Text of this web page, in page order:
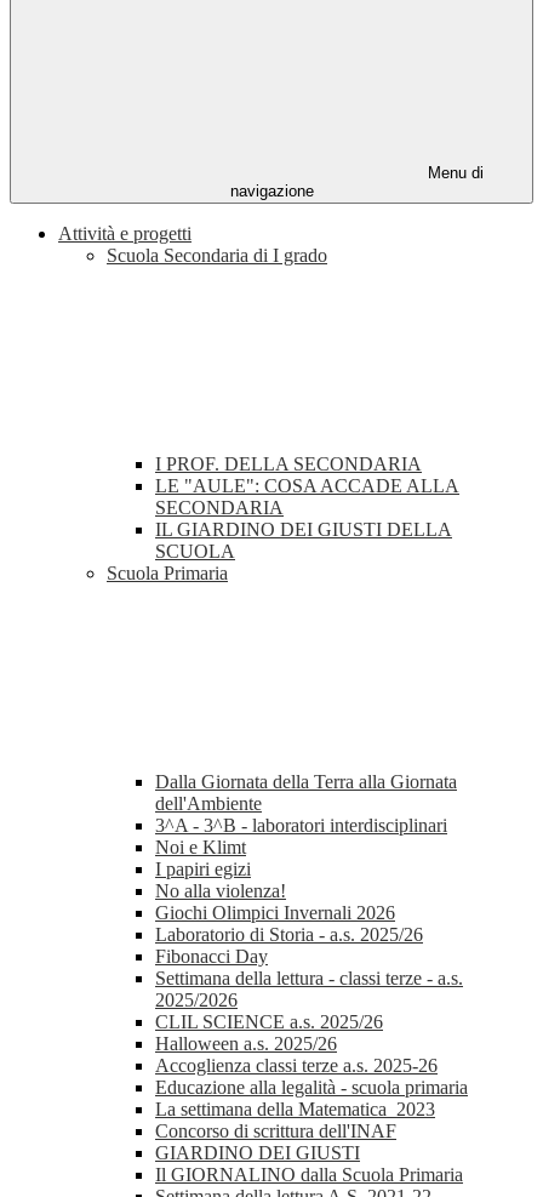
Menu di
navigazione
Attività e progetti
Scuola Secondaria di I grado
I PROF. DELLA SECONDARIA
LE "AULE": COSA ACCADE ALLA
SECONDARIA
IL GIARDINO DEI GIUSTI DELLA
SCUOLA
Scuola Primaria
Dalla Giornata della Terra alla Giornata
dell'Ambiente
3^A - 3^B - laboratori interdisciplinari
Noi e Klimt
I papiri egizi
No alla violenza!
Giochi Olimpici Invernali 2026
Laboratorio di Storia - a.s. 2025/26
Fibonacci Day
Settimana della lettura - classi terze - a.s.
2025/2026
CLIL SCIENCE a.s. 2025/26
Halloween a.s. 2025/26
Accoglienza classi terze a.s. 2025-26
Educazione alla legalità - scuola primaria
La settimana della Matematica_2023
Concorso di scrittura dell'INAF
GIARDINO DEI GIUSTI
Il GIORNALINO dalla Scuola Primaria